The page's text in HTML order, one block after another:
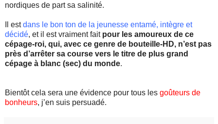
nordiques de part sa salinité.
Il estdans le bon ton de la jeunesse entamé, intègre et
décidé, et il est vraiment fait pour les amoureux de ce
cépage-roi, qui, avec ce genre de bouteille-HD, n’est pas
près d’arrêter sa course vers le titre de plus grand
cépage à blanc (sec) du monde.
Bientôt cela sera une évidence pour tous les goûteurs de
bonheurs, j’en suis persuadé.